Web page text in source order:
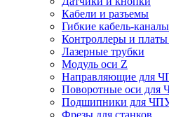
Кабели и разъемы
Гибкие кабель-
Контроллеры и платы
Лазерные трубки
Модуль оси Z
Направляющие для
Поворотные оси для
Подшипники для
Фрезы для станков